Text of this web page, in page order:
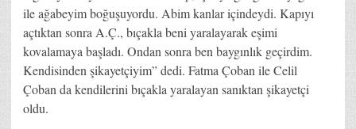
ile ağabeyim boğuşuyordu. Abim kanlar içindeydi. Kapıyı
açtıktan sonra A.Ç., bıçakla beni yaralayarak eşimi
kovalamaya başladı. Ondan sonra ben baygınlık geçirdim.
Kendisinden şikayetçiyim” dedi. Fatma Çoban ile Celil
Çoban da kendilerini bıçakla yaralayan sanıktan şikayetçi
oldu.